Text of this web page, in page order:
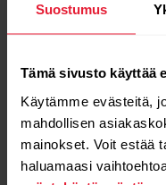
Suostumus
Tämä sivusto käyttää
Käytämme evästeitä,
mahdollisen
mainokset. Voit estää
haluamaasi
päältä ja säädä sen
Automaattinen
Synkkaus
Valitsemalla Synkkaa
Flow-sovellukseen.